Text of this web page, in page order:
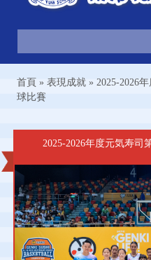
首頁 » 表現成就 » 2025-2026
球比賽
2025-2026年度元気寿司